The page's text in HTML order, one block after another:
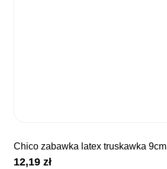
chico zabawka latex truskawka 9cm
12,19zł